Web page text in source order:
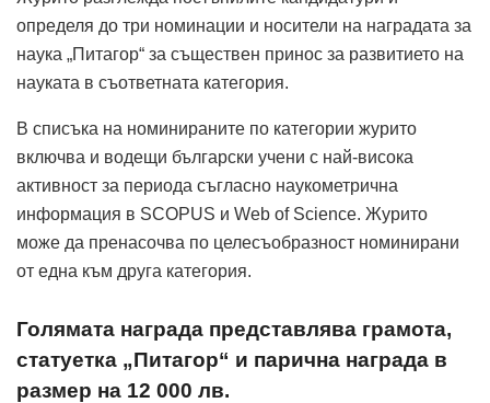
определя до три номинации и носители на наградата за
наука „Питагор“ за съществен принос за развитието на
науката в съответната категория.
В списъка на номинираните по категории журито
включва и водещи български учени с най-висока
активност за периода съгласно наукометрична
информация в SCOPUS и Web of Science. Журито
може да пренасочва по целесъобразност номинирани
от една към друга категория.
Голямата награда представлява грамота,
статуетка „Питагор“ и парична награда в
размер на 12 000 лв.